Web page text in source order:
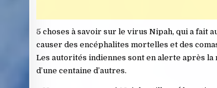
5 choses à savoir sur le virus Nipah, qui a fait
causer des encéphalites mortelles et des
Les autorités indiennes sont en alerte après la
d’une centaine d’autres.